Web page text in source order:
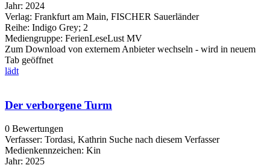
Jahr: 2024
Verlag: Frankfurt am Main, FISCHER Sauerländer
Reihe: Indigo Grey; 2
Mediengruppe: FerienLeseLust MV
Zum Download von externem Anbieter wechseln - wird in neuem
Tab geöffnet
lädt
Der verborgene Turm
0 Bewertungen
Verfasser: Tordasi, Kathrin Suche nach diesem Verfasser
Medienkennzeichen: Kin
Jahr: 2025